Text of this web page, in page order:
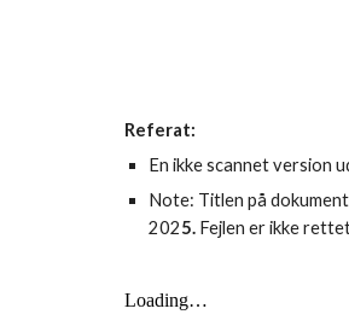
Referat:
En ikke scannet version
Note: Titlen på
2025. Fejlen er ikke